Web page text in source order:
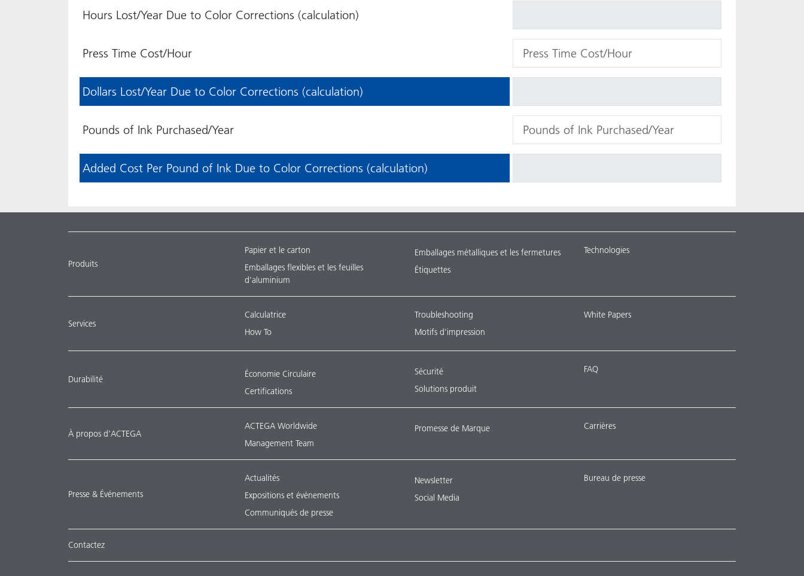
Hours Lost/Year Due to Color Corrections (calculation)
Press Time Cost/Hour
Dollars Lost/Year Due to Color Corrections (calculation)
Pounds of Ink Purchased/Year
Added Cost Per Pound of Ink Due to Color Corrections (calculation)
Produits
Papier et le carton
Emballages flexibles et les feuilles
d'aluminium
Emballages métalliques et les fermetures
Étiquettes
Technologies
Services
Calculatrice
How To
Troubleshooting
Motifs d’impression
White Papers
Durabilité
Économie Circulaire
Certifications
Sécurité
Solutions produit
FAQ
À propos d’ACTEGA
ACTEGA Worldwide
Management Team
Promesse de Marque Carrières
Presse & Événements
Actualités
Expositions et événements
Communiqués de presse
Newsletter
Social Media
Bureau de presse
Contactez